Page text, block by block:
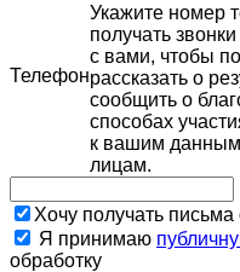
Телефон
Укажите номер
получать
с вами, чтобы
рассказать о
сообщить о
способах
к вашим данным
лицам.
Хочу получать
Я принимаю
обработку